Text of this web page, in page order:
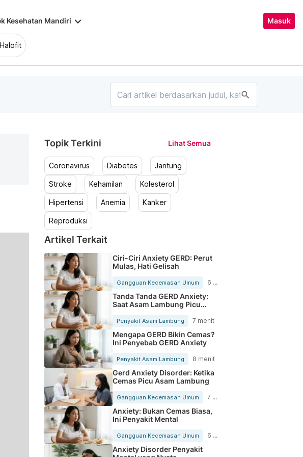
Kesehatan Mandiri keyboard_arrow_down Masuk
Halofit
search
Topik Terkini Lihat Semua
Coronavirus Diabetes Jantung
Stroke Kehamilan Kolesterol
Hipertensi Anemia Kanker
Reproduksi
Artikel Terkait
Ciri-Ciri Anxiety GERD: Perut
Mulas, Hati Gelisah
Gangguan Kecemasan Umum 6 menit
Tanda Tanda GERD Anxiety:
Saat Asam Lambung Picu
Penyakit Asam Lambung 7 menit
Mengapa GERD Bikin Cemas?
Ini Penyebab GERD Anxiety
Penyakit Asam Lambung 8 menit
Gerd Anxiety Disorder: Ketika
Cemas Picu Asam Lambung
Gangguan Kecemasan Umum 7 menit
Anxiety: Bukan Cemas Biasa,
Ini Penyakit Mental
Gangguan Kecemasan Umum 6 menit
Anxiety Disorder Penyakit